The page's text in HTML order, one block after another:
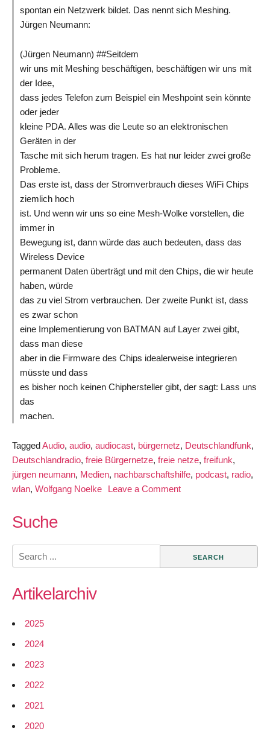
spontan ein Netzwerk bildet. Das nennt sich Meshing.
Jürgen Neumann:
(Jürgen Neumann) ##Seitdem
wir uns mit Meshing beschäftigen, beschäftigen wir uns mit
der Idee,
dass jedes Telefon zum Beispiel ein Meshpoint sein könnte
oder jeder
kleine PDA. Alles was die Leute so an elektronischen
Geräten in der
Tasche mit sich herum tragen. Es hat nur leider zwei große
Probleme.
Das erste ist, dass der Stromverbrauch dieses WiFi Chips
ziemlich hoch
ist. Und wenn wir uns so eine Mesh-Wolke vorstellen, die
immer in
Bewegung ist, dann würde das auch bedeuten, dass das
Wireless Device
permanent Daten überträgt und mit den Chips, die wir heute
haben, würde
das zu viel Strom verbrauchen. Der zweite Punkt ist, dass
es zwar schon
eine Implementierung von BATMAN auf Layer zwei gibt,
dass man diese
aber in die Firmware des Chips idealerweise integrieren
müsste und dass
es bisher noch keinen Chiphersteller gibt, der sagt: Lass uns
das
machen.
Tagged Audio, audio, audiocast, bürgernetz, Deutschlandfunk,
Deutschlandradio, freie Bürgernetze, freie netze, freifunk,
jürgen neumann, Medien, nachbarschaftshilfe, podcast, radio,
wlan, Wolfgang Noelke Leave a Commenton
kostenloses
Internet
Suche
Search
for:
Artikelarchiv
2025
2024
2023
2022
2021
2020